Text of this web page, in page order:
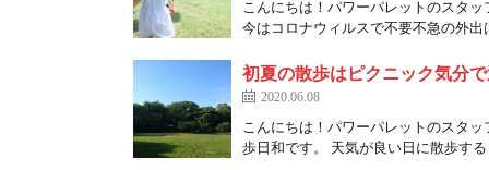
こんにちは！パワーパレットのスタ
今はコロナウィルスで不要不急の外
初夏の散歩はピクニック気分
2020.06.08
こんにちは！パワーパレットのスタ
歩日和です。 天気が良い日に散歩す